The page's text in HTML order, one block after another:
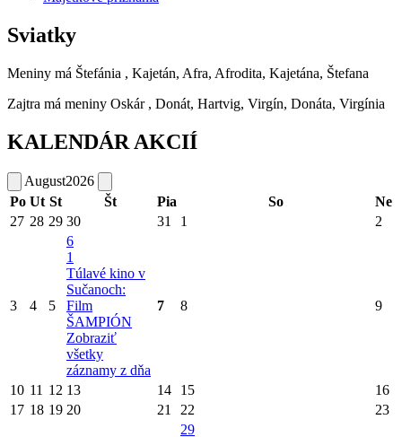
Sviatky
Meniny má Štefánia , Kajetán, Afra, Afrodita, Kajetána, Štefana
Zajtra má meniny Oskár , Donát, Hartvig, Virgín, Donáta, Virgínia
KALENDÁR AKCIÍ
August2026
Po Ut St Št Pia So
Ne
27 28 29 30 31 1 2
3 4 5
6
1
Túlavé kino v
Sučanoch:
Film
ŠAMPIÓN
Zobraziť
všetky
záznamy z dňa
7 8 9
10 11 12 13 14 15
16
17 18 19 20 21 22
23
29